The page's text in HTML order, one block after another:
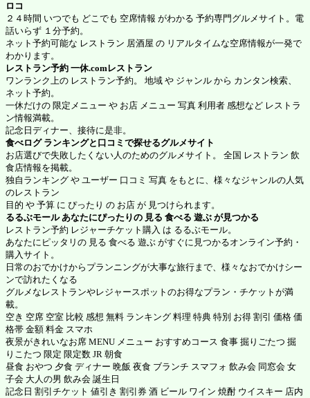
ロコ
２４時間 いつでも どこでも 空席情報 がわかる 予約専門グルメサイト。電
話いらず １分予約。
ネット予約可能な レストラン 居酒屋 の リアルタイムな空席情報が一発で
わかります。
レストラン予約 一休.comレストラン
ワンランク上の レストラン予約。 地域 や ジャンル から カンタン検索、
ネット予約。
一休だけの 限定メニュー や お店 メニュー 写真 利用者 感想など レストラ
ン情報満載。
記念日ディナー、接待に是非。
食べログランキングと口コミで探せるグルメサイト
お店選びで失敗したくない人のためのグルメサイト。 全国 レストラン 飲
食店情報を掲載。
独自ランキング や ユーザー 口コミ 写真 をもとに、様々なジャンルの人気
のレストラン
目的 や 予算 に ぴったり の お店 が 見つけられます。
るるぶモールあなたにぴったりの 見る 食べる 遊ぶ が見つかる
レストラン予約 レジャーチケット購入 は るるぶモール。
あなたにピッタリの 見る 食べる 遊ぶ がすぐに見つかるオンライン予約・
購入サイト。
日常のおでかけからプランニングが大事な旅行まで、様々なおでかけシー
ンで訪れたくなる
グルメなレストランやレジャースポットのお得なプラン・チケットが満
載。
空き 空席 空室 比較 感想 無料 ランキング 料理 特典 特別 お得 割引 価格 価
格帯 金額 料金 スマホ
夜景がきれいなお席 MENU メニュー おすすめコース 食事 掘りごたつ 掘
りこたつ 限定 限定数 JR 朝食
昼食 おやつ 夕食 ディナー 晩飯 夜食 ブランチ スマフォ 飲み会 同窓会 女
子会 大人の男 飲み会 誕生日
記念日 割引チケット 値引き 割引券 酒 ビール ワイン 焼酎 ウイスキー 店内